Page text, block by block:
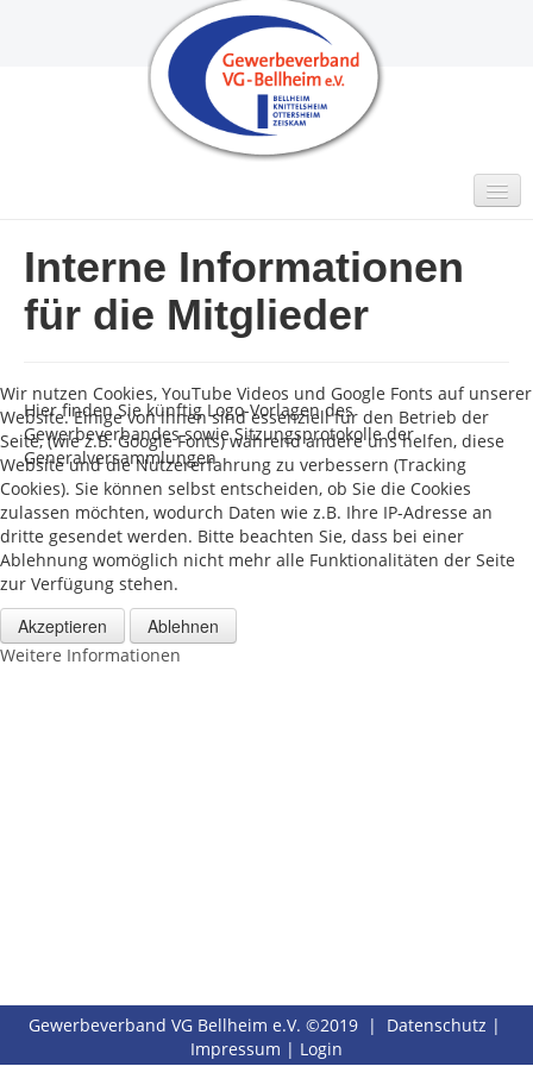
MITGLIEDER
Intern
AKTUELLES
KONTAKT
Impressum
Datenschutz
Interne Informationen
für die Mitglieder
Hier finden Sie künftig Logo-Vorlagen des
Gewerbeverbandes sowie Sitzungsprotokolle der
Generalversammlungen
Gewerbeverband VG Bellheim e.V. ©2019 | Datenschutz |
Impressum | Login
Wir nutzen Cookies, YouTube Videos und Google Fonts auf unserer
Website. Einige von ihnen sind essenziell für den Betrieb der
Seite, (wie z.B. Google Fonts) während andere uns helfen, diese
Website und die Nutzererfahrung zu verbessern (Tracking
Cookies). Sie können selbst entscheiden, ob Sie die Cookies
zulassen möchten, wodurch Daten wie z.B. Ihre IP-Adresse an
dritte gesendet werden. Bitte beachten Sie, dass bei einer
Ablehnung womöglich nicht mehr alle Funktionalitäten der Seite
zur Verfügung stehen.
Akzeptieren Ablehnen
Weitere Informationen